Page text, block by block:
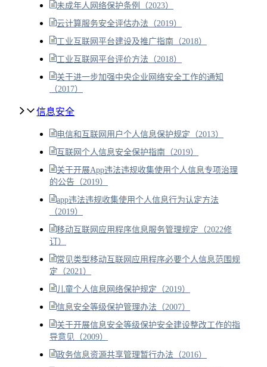
未成年人网络保护条例（2023）
云计算服务安全评估办法（2019）
工业互联网平台建设及推广指南（2018）
工业互联网平台评价方法（2018）
关于进一步加强中央企业网络安全工作的通知
（2017）
信息安全
电信和互联网用户个人信息保护规定（2013）
互联网个人信息安全保护指南（2019）
关于开展App违法违规收集使用个人信息专项治理
的公告（2019）
app违法违规收集使用个人信息行为认定方法
（2019）
移动互联网应用程序信息服务管理规定（2022修
订）
常见类型移动互联网应用程序必要个人信息范围规
定（2021）
儿童个人信息网络保护规定（2019）
信息安全等级保护管理办法（2007）
关于开展信息安全等级保护安全建设整改工作的指
导意见（2009）
政务信息资源共享管理暂行办法（2016）